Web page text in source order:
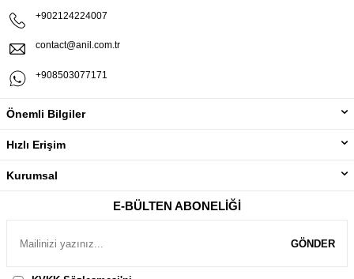
+902124224007
contact@anil.com.tr
+908503077171
Önemli Bilgiler
Hızlı Erişim
Kurumsal
E-BÜLTEN ABONELIĞI
GÖNDER